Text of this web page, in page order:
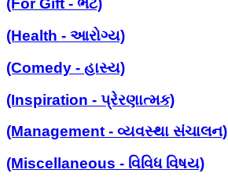
(For Gift - ભેટ)
(Health - આરોગ્ય)
(Comedy - હાસ્ય)
(Inspiration - પ્રેરણાત્મક)
(Management - વ્યવસ્થા સંચાલન)
(Miscellaneous - વિવિધ વિષય)